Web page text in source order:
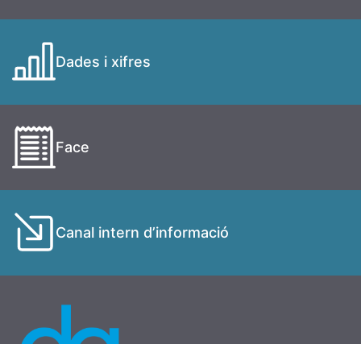
Dades i xifres
Face
Canal intern d’informació